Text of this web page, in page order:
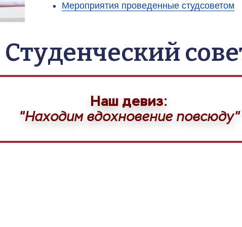
Мероприятия проведенные студсоветом
Студенческий
Наш девиз:
"Находим вдохновение повсюду"